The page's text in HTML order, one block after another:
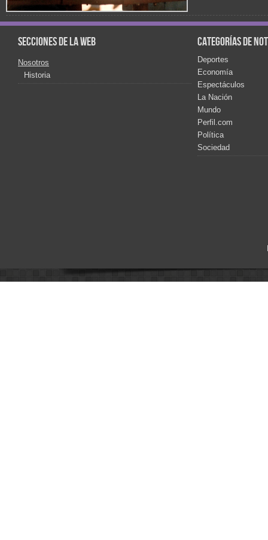
Secciones de la web
Nosotros
Historia
Categorías de
Deportes
Economía
Espectáculos
La Nación
Mundo
Perfil.com
Política
Sociedad